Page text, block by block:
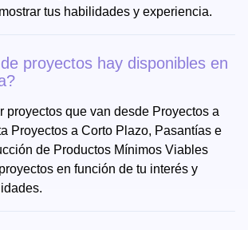
tus habilidades y experiencia.
proyectos hay disponibles en
proyectos que van desde Proyectos a
Proyectos a Corto Plazo, Pasantías e
de Productos Mínimos Viables
en función de tu interés y